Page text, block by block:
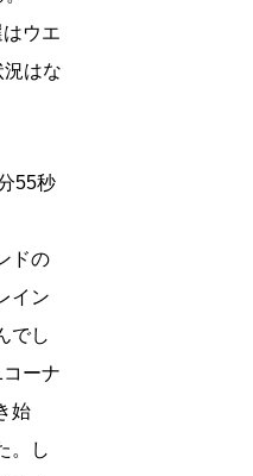
ウエ
はな
55秒
ドの
イン
でし
ーナ
始
。し